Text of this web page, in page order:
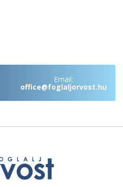
Email:
office@foglaljorvost.hu